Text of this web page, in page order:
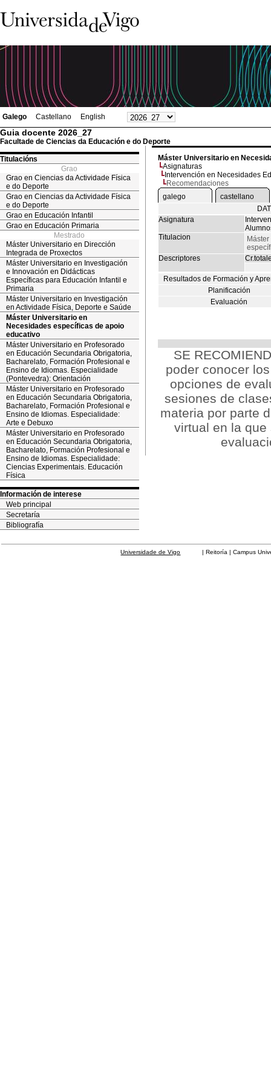
Galego Castellano English
Guia docente 2026_27
Facultade de Ciencias da Educación e do Deporte
Titulacións
Grao
Grao en Ciencias da Actividade Física
e do Deporte
Grao en Ciencias da Actividade Física
e do Deporte
Grao en Educación Infantil
Grao en Educación Primaria
Mestrado
Máster Universitario en Dirección
Integrada de Proxectos
Máster Universitario en Investigación
e Innovación en Didácticas
Específicas para Educación Infantil e
Primaria
Máster Universitario en Investigación
en Actividade Física, Deporte e Saúde
Máster Universitario en
Necesidades específicas de apoio
educativo
Máster Universitario en Profesorado
en Educación Secundaria Obrigatoria,
Bacharelato, Formación Profesional e
Ensino de Idiomas. Especialidade
(Pontevedra): Orientación
Máster Universitario en Profesorado
en Educación Secundaria Obrigatoria,
Bacharelato, Formación Profesional e
Ensino de Idiomas. Especialidade:
Arte e Debuxo
Máster Universitario en Profesorado
en Educación Secundaria Obrigatoria,
Bacharelato, Formación Profesional e
Ensino de Idiomas. Especialidade:
Ciencias Experimentais. Educación
Física
Información de interese
Web principal
Secretaría
Bibliografía
Máster Universitario en
Asignaturas
Intervención en Necesidades
Recomendaciones
galego
castellano
Asignatura
Titulacion
Descriptores
Resultados de Formación y
Planificación
Evaluación
SE
poder conocer
opciones de
sesiones de
materia por parte
virtual en la
Universidade de Vigo | Reitoría | Campus